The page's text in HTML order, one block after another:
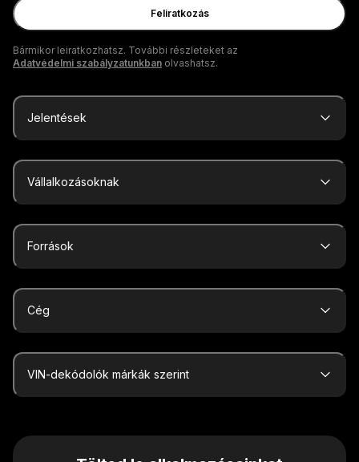
mail
címét
Feliratkozás
Bármikor leiratkozhatsz. További részleteket az
Adatvédelmi szabályzatunkban olvashatsz.
Jelentések
Vállalkozásoknak
Források
Cég
VIN-dekódolók márkák szerint